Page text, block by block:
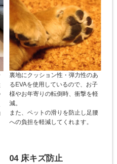
裏地にクッション性・弾力性のあ
るEVAを使用しているので、お子
様やお年寄りの転倒時、衝撃を軽
減。
また、ペットの滑りを防止し足腰
への負担を軽減してくれます。
04 床キズ防止